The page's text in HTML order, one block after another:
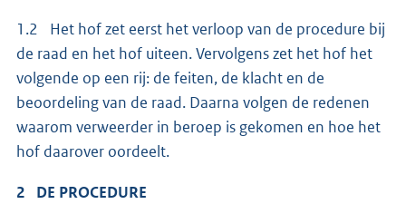
1.2 Het hof zet eerst het verloop van de procedure bij
de raad en het hof uiteen. Vervolgens zet het hof het
volgende op een rij: de feiten, de klacht en de
beoordeling van de raad. Daarna volgen de redenen
waarom verweerder in beroep is gekomen en hoe het
hof daarover oordeelt.
2 DE PROCEDURE